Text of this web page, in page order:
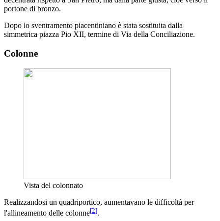
portone di bronzo.
Dopo lo sventramento piacentiniano è stata sostituita dalla
simmetrica piazza Pio XII, termine di Via della Conciliazione.
Colonne
Vista del colonnato
Realizzandosi un quadriportico, aumentavano le difficoltà per
l'allineamento delle colonne[2].